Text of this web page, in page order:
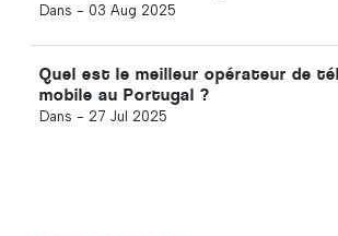
Dans - 03 Aug 2025
Quel est le meilleur opérateur de
mobile au Portugal ?
Dans - 27 Jul 2025